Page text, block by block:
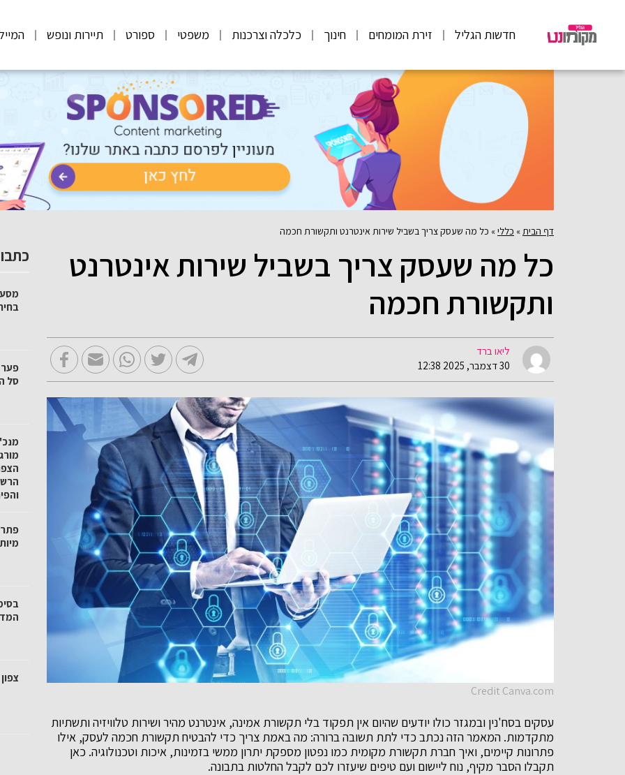
חדשות הגליל זירת המומחים חינוך כלכלה וצרכנות משפטי ספורט תיירות ונופש
דף הבית » כללי» כל מה שעסק צריך בשביל שירות אינטרנט ותקשורת חכמה
כל מה שעסק צריך בשביל שירות אינטרנט
ותקשורת חכמה
ליאו ברד
30 דצמבר, 2025 12:38
Credit Canva.com
עסקים בסח'נין ובמגזר כולו יודעים שהיום אין תפקוד בלי תקשורת אמינה, אינטרנט מהיר ושירות טלוויזיה ותשתיות
מתקדמות. המאמר הזה נכתב כדי לתת תשובה ברורה: מה באמת צריך כדי להבטיח תקשורת חכמה לעסק, אילו
פתרונות קיימים, ואיך חברת תקשורת מקומית כמו נפטון מספקת יתרון ממשי בזמינות, איכות וטכנולוגיה. כאן
תקבלו הסבר מקיף, נוח ליישום ועם טיפים שיעזרו לכם לקבל החלטות בתבונה.
מסע
סל